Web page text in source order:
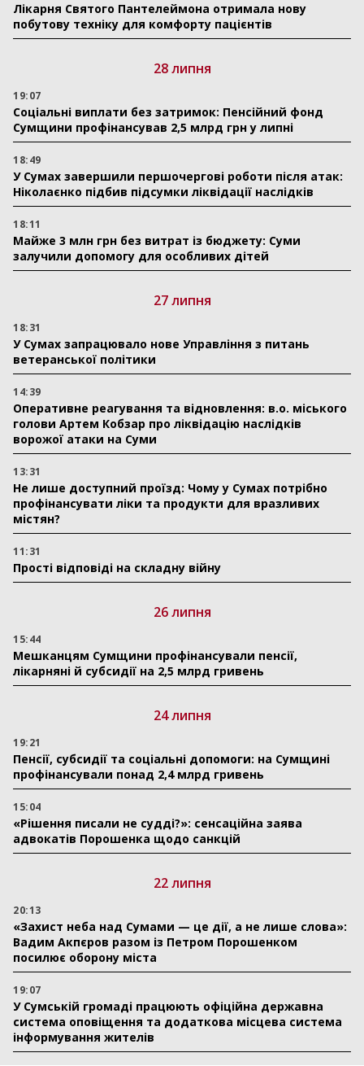
Лікарня Святого Пантелеймона отримала нову
побутову техніку для комфорту пацієнтів
28 липня
19:07
Соціальні виплати без затримок: Пенсійний фонд
Сумщини профінансував 2,5 млрд грн у липні
18:49
У Сумах завершили першочергові роботи після атак:
Ніколаєнко підбив підсумки ліквідації наслідків
18:11
Майже 3 млн грн без витрат із бюджету: Суми
залучили допомогу для особливих дітей
27 липня
18:31
У Сумах запрацювало нове Управління з питань
ветеранської політики
14:39
Оперативне реагування та відновлення: в.о. міського
голови Артем Кобзар про ліквідацію наслідків
ворожої атаки на Суми
13:31
Не лише доступний проїзд: Чому у Сумах потрібно
профінансувати ліки та продукти для вразливих
містян?
11:31
Прості відповіді на складну війну
26 липня
15:44
Мешканцям Сумщини профінансували пенсії,
лікарняні й субсидії на 2,5 млрд гривень
24 липня
19:21
Пенсії, субсидії та соціальні допомоги: на Сумщині
профінансували понад 2,4 млрд гривень
15:04
«Рішення писали не судді?»: сенсаційна заява
адвокатів Порошенка щодо санкцій
22 липня
20:13
«Захист неба над Сумами — це дії, а не лише слова»:
Вадим Акпєров разом із Петром Порошенком
посилює оборону міста
19:07
У Сумській громаді працюють офіційна державна
система оповіщення та додаткова місцева система
інформування жителів